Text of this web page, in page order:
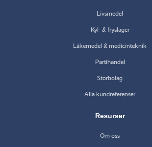
Livsmedel
Kyl- & fryslager
Läkemedel & medicinteknik
Partihandel
Storbolag
Alla kundreferenser
Resurser
Om oss